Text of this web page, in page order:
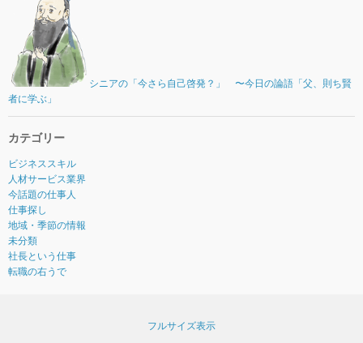
シニアの「今さら自己啓発？」 〜今日の論語「父、則ち賢
者に学ぶ」
カテゴリー
ビジネススキル
人材サービス業界
今話題の仕事人
仕事探し
地域・季節の情報
未分類
社長という仕事
転職の右うで
フルサイズ表示